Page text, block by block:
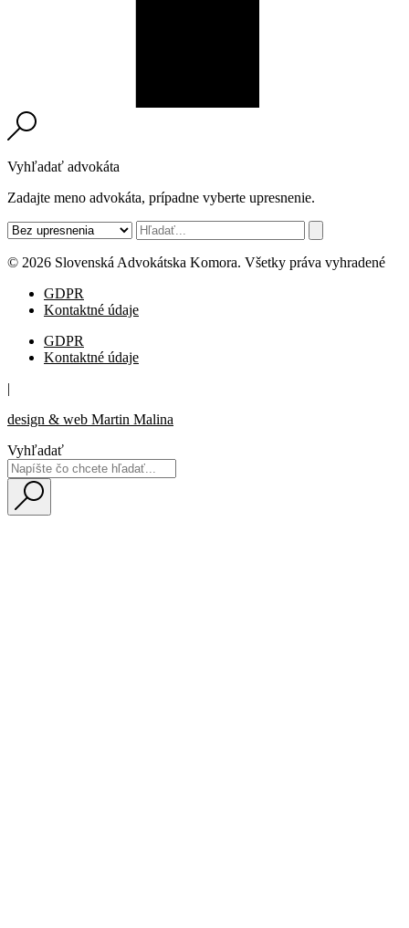
Vyhľadať advokáta
Zadajte meno advokáta, prípadne vyberte upresnenie.
© 2026 Slovenská Advokátska Komora. Všetky práva vyhradené
GDPR
Kontaktné údaje
GDPR
Kontaktné údaje
|
design & web Martin Malina
Vyhľadať